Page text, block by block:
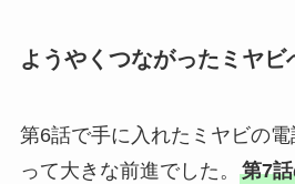
ようやくつながったミヤビ
第6話で手に入れたミヤビの
って大きな前進でした。 第7